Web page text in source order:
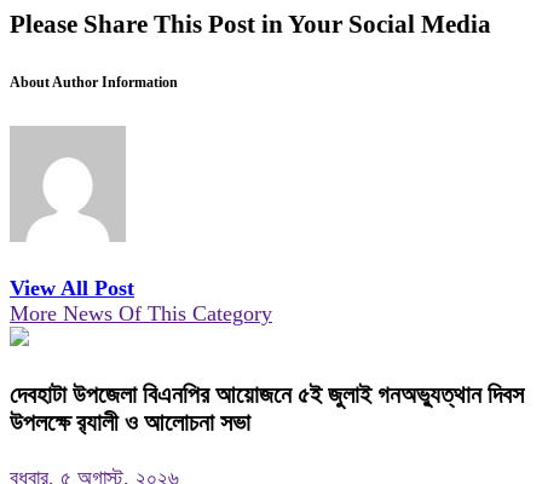
Please Share This Post in Your Social Media
About Author Information
View All Post
More News Of This Category
দেবহাটা উপজেলা বিএনপির আয়োজনে ৫ই জুলাই গনঅভ্যুত্থান দিবস
উপলক্ষে র‍্যালী ও আলোচনা সভা
বুধবার, ৫ অগাস্ট, ২০২৬